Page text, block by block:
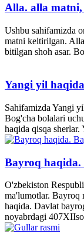
Alla. alla matni,
Ushbu sahifamizda
matni keltirilgan.
bitilgan shoh asar.
Yangi yil
Sahifamizda Yangi
Bog'cha bolalari
haqida qisqa
Bayroq haqida.
O'zbekiston
ma'lumotlar. Bayroq
haqida. Davlat
noyabrdagi